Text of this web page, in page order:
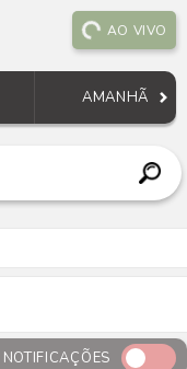
AO VIVO
AMANHÃ
NOTIFICAÇÕES